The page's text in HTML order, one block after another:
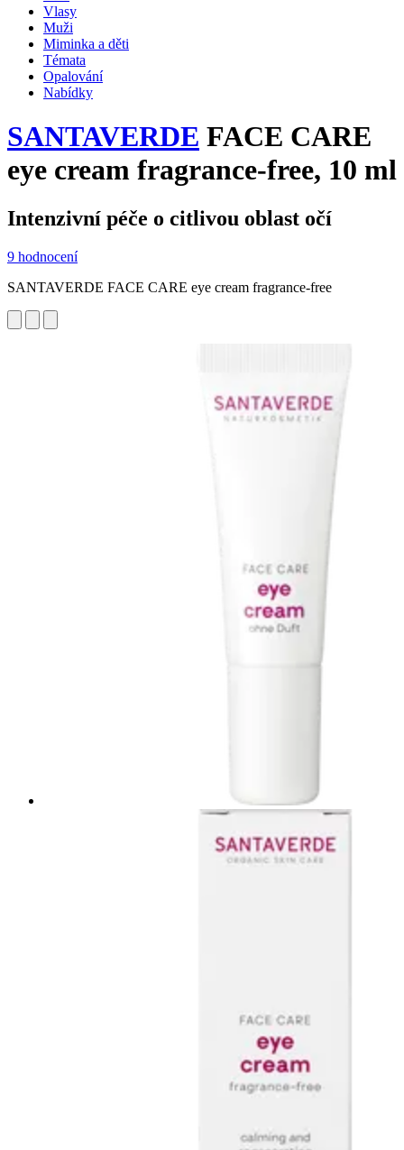
Vlasy
Muži
Miminka a děti
Témata
Opalování
Nabídky
SANTAVERDE FACE CARE
eye cream fragrance-free, 10 ml
Intenzivní péče o citlivou oblast očí
9 hodnocení
SANTAVERDE FACE CARE eye cream fragrance-free